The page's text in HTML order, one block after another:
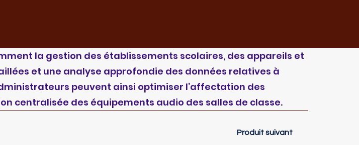
la gestion des établissements scolaires, des appareils et
et une analyse approfondie des données relatives à
peuvent ainsi optimiser l’affectation des
centralisée des équipements audio des salles de classe.
Produit suivant